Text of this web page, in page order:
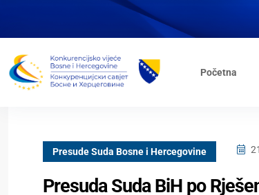
Početna
Presude Suda Bosne i Hercegovine
Presuda Suda BiH po